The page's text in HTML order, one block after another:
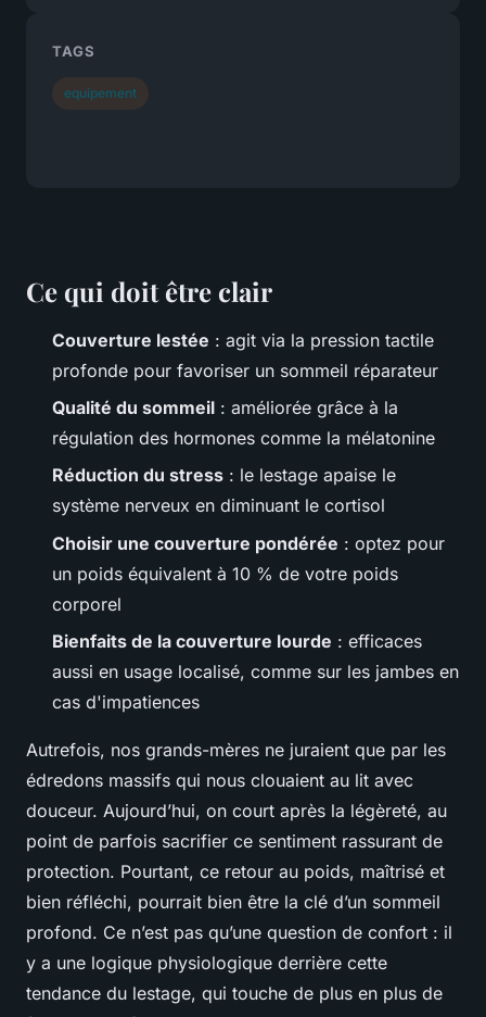
Ce qui doit être clair
Couverture lestée : agit via la pression tactile
profonde pour favoriser un sommeil réparateur
Qualité du sommeil : améliorée grâce à la
régulation des hormones comme la mélatonine
Réduction du stress : le lestage apaise le
système nerveux en diminuant le cortisol
Choisir une couverture pondérée : optez pour
un poids équivalent à 10 % de votre poids
corporel
Bienfaits de la couverture lourde : efficaces
aussi en usage localisé, comme sur les jambes en
cas d'impatiences
Autrefois, nos grands-mères ne juraient que par les
édredons massifs qui nous clouaient au lit avec
douceur. Aujourd’hui, on court après la légèreté, au
point de parfois sacrifier ce sentiment rassurant de
protection. Pourtant, ce retour au poids, maîtrisé et
bien réfléchi, pourrait bien être la clé d’un sommeil
profond. Ce n’est pas qu’une question de confort : il
y a une logique physiologique derrière cette
tendance du lestage, qui touche de plus en plus de
TAGS
equipement